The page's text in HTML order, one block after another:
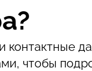
контактные
чтобы